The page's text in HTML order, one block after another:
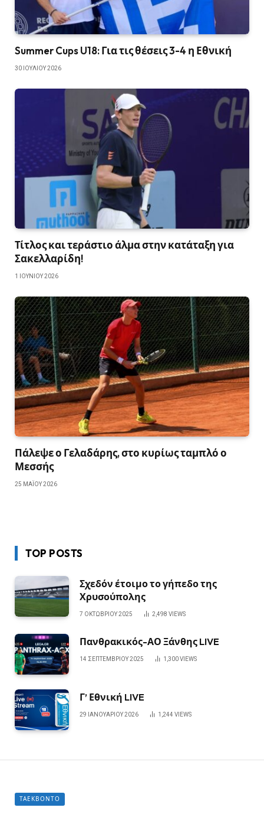
Summer Cups U18: Για τις θέσεις 3-4 η Εθνική
30 ΙΟΥΛΊΟΥ 2026
Τίτλος και τεράστιο άλμα στην κατάταξη για
Σακελλαρίδη!
1 ΙΟΥΝΊΟΥ 2026
Πάλεψε ο Γελαδάρης, στο κυρίως ταμπλό ο
Μεσσής
25 ΜΑΪ́ΟΥ 2026
TOP POSTS
Σχεδόν έτοιμο το γήπεδο της
Χρυσούπολης
7 ΟΚΤΩΒΡΊΟΥ 2025 2,498 VIEWS
Πανθρακικός-ΑΟ Ξάνθης LIVE
14 ΣΕΠΤΕΜΒΡΊΟΥ 2025 1,300VIEWS
Γ’ Εθνική LIVE
29 ΙΑΝΟΥΑΡΊΟΥ 2026 1,244 VIEWS
ΤΑΕΚΒΟΝΤΌ